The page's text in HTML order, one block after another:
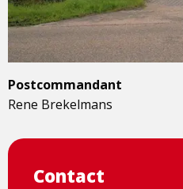
Postcommandant
Rene Brekelmans
Contact